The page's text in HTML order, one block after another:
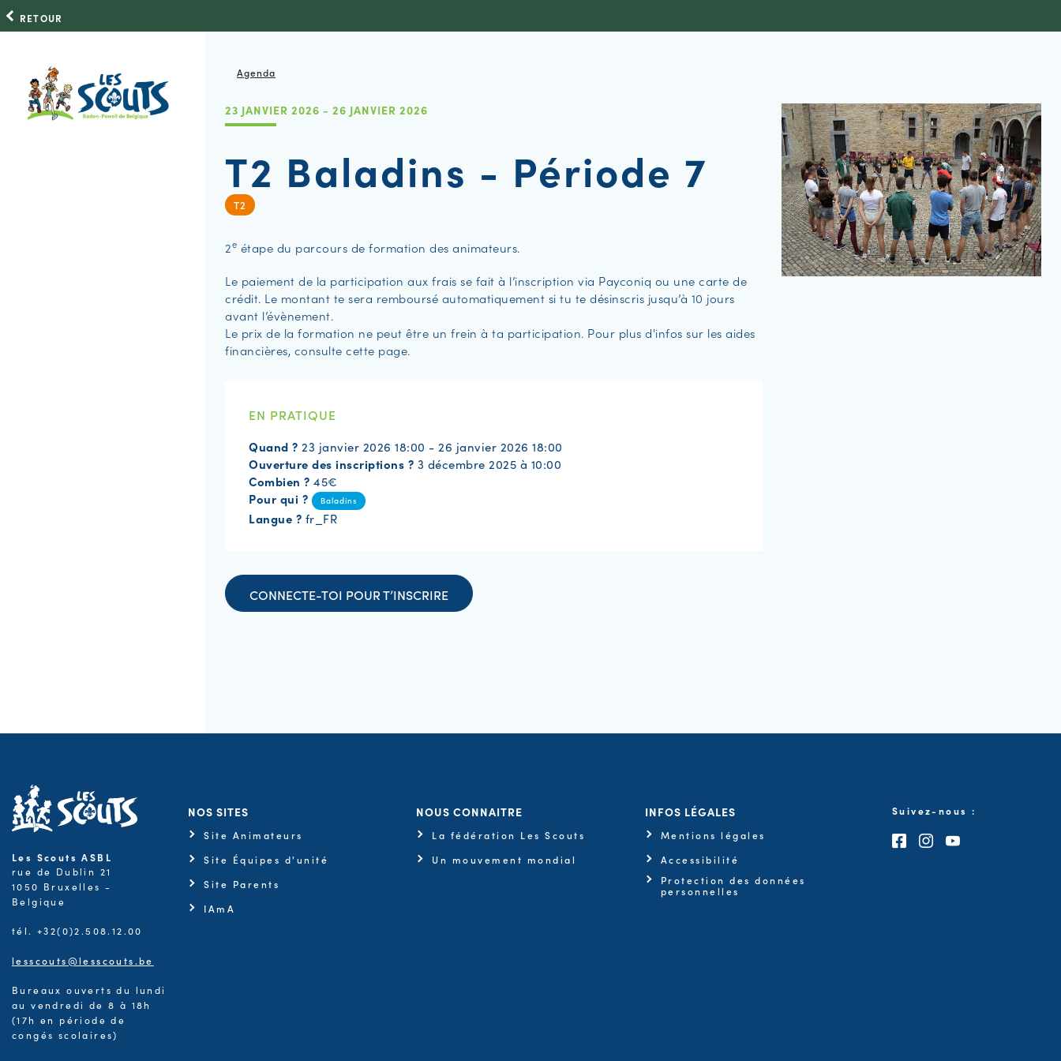
RETOUR
Agenda
23 JANVIER 2026 - 26 JANVIER 2026
T2 Baladins - Période 7
T2
2e étape du parcours de formation des animateurs.
Le paiement de la participation aux frais se fait à l’inscription via Payconiq ou une carte de
crédit. Le montant te sera remboursé automatiquement si tu te désinscris jusqu’à 10 jours
avant l’évènement.
Le prix de la formation ne peut être un frein à ta participation. Pour plus d'infos sur les aides
financières, consulte cette page.
EN PRATIQUE
Quand ? 23 janvier 2026 18:00 - 26 janvier 2026 18:00
Ouverture des inscriptions ? 3 décembre 2025 à 10:00
Combien ? 45€
Pour qui ? Baladins
Langue ? fr_FR
CONNECTE-TOI POUR T’INSCRIRE
Les Scouts ASBL
rue de Dublin 21
1050 Bruxelles -
Belgique
tél. +32(0)2.508.12.00
lesscouts@lesscouts.be
Bureaux ouverts du lundi
au vendredi de 8 à 18h
(17h en période de
congés scolaires)
NOS SITES
Site Animateurs
Site Équipes d'unité
Site Parents
IAmA
NOUS CONNAITRE
La fédération Les Scouts
Un mouvement mondial
INFOS LÉGALES
Mentions légales
Accessibilité
Protection des données
personnelles
Suivez-nous :
Consultez notre page
Consultez notre
Consultez